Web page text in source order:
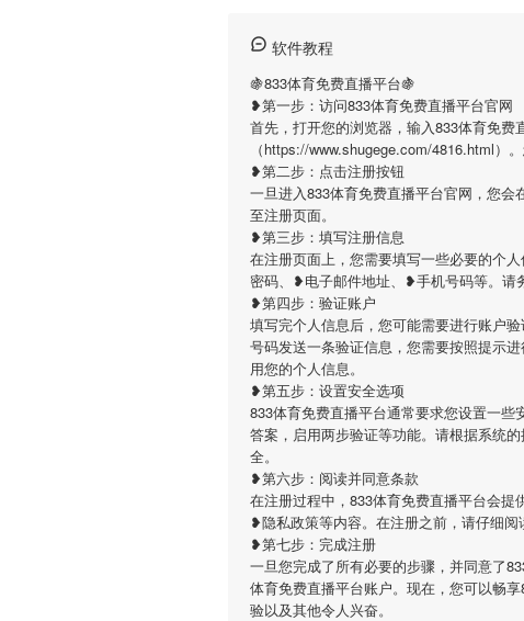
软件教程
🍇833体育免费直播平台🍇
❥第一步：访问833体育免费直播平台官网
首先，打开您的浏览器，输入833体育免费
（https://www.shugege.com/4816.html）
❥第二步：点击注册按钮
一旦进入833体育免费直播平台官网，您
至注册页面。
❥第三步：填写注册信息
在注册页面上，您需要填写一些必要的个
密码、❥电子邮件地址、❥手机号码等。请
❥第四步：验证账户
填写完个人信息后，您可能需要进行账户
号码发送一条验证信息，您需要按照提示
用您的个人信息。
❥第五步：设置安全选项
833体育免费直播平台通常要求您设置一
答案，启用两步验证等功能。请根据系统
全。
❥第六步：阅读并同意条款
在注册过程中，833体育免费直播平台会提
❥隐私政策等内容。在注册之前，请仔细阅
❥第七步：完成注册
一旦您完成了所有必要的步骤，并同意了
体育免费直播平台账户。现在，您可以畅
验以及其他令人兴奋。